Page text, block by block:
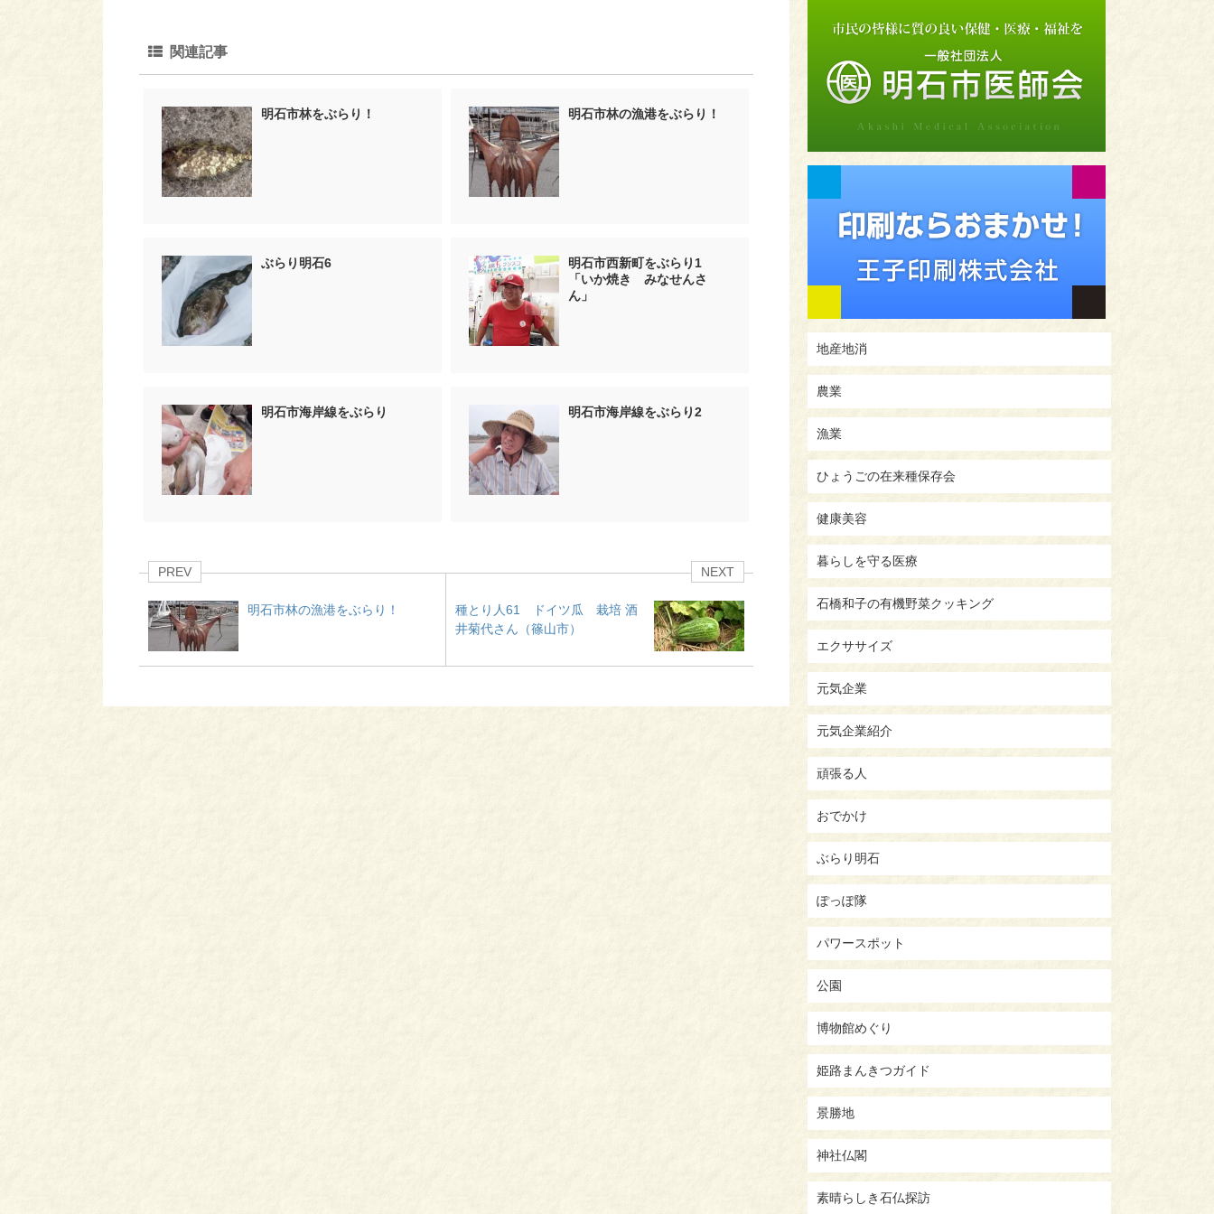
関連記事
明石市林をぶらり！ 明石市林の漁港をぶらり！
ぶらり明石6
明石市西新町をぶらり1
「いか焼き みなせんさ
ん」
明石市海岸線をぶらり 明石市海岸線をぶらり2
PREV
明石市林の漁港をぶらり！
NEXT
種とり人61 ドイツ瓜 栽培 酒
井菊代さん（篠山市）
地産地消
農業
漁業
ひょうごの在来種保存会
健康美容
暮らしを守る医療
石橋和子の有機野菜クッキング
エクササイズ
元気企業
元気企業紹介
頑張る人
おでかけ
ぶらり明石
ぽっぽ隊
パワースポット
公園
博物館めぐり
姫路まんきつガイド
景勝地
神社仏閣
素晴らしき石仏探訪